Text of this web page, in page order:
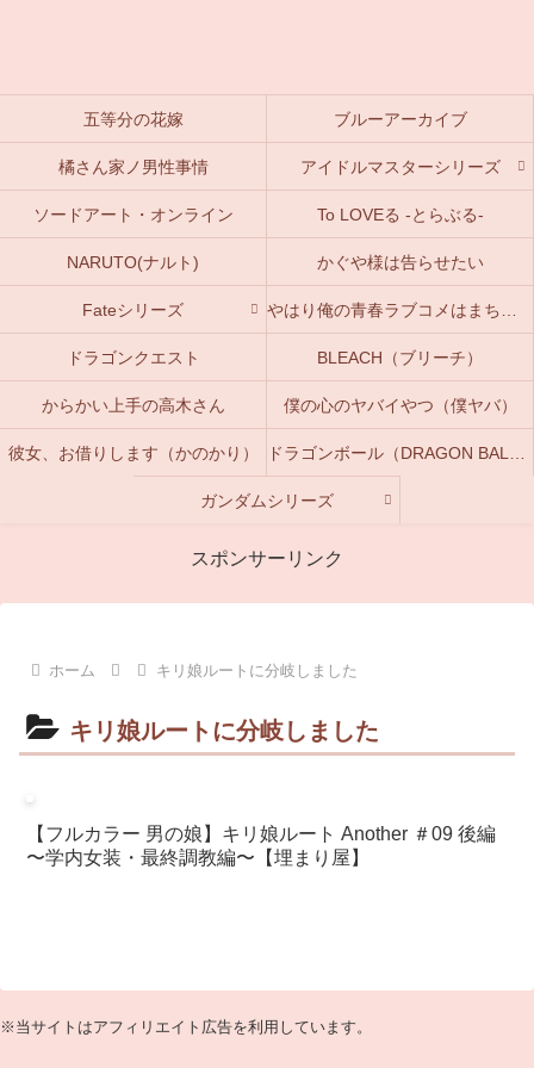
五等分の花嫁 ブルーアーカイブ
橘さん家ノ男性事情 アイドルマスターシリーズ
ソードアート・オンライン To LOVEる -とらぶる-
NARUTO(ナルト) かぐや様は告らせたい
Fateシリーズ
ドラゴンクエスト BLEACH（ブリーチ）
からかい上手の高木さん 僕の心のヤバイやつ（僕ヤバ）
彼女、お借りします（かのかり）
ガンダムシリーズ
スポンサーリンク
ホーム キリ娘ルートに分岐しました
キリ娘ルートに分岐しました
【フルカラー 男の娘】キリ娘ルート Another ＃09 後編
〜学内女装・最終調教編〜【埋まり屋】
※当サイトはアフィリエイト広告を利用しています。